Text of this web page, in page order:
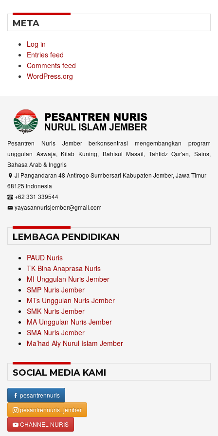
META
Log in
Entries feed
Comments feed
WordPress.org
Pesantren Nuris Jember berkonsentrasi mengembangkan program
unggulan Aswaja, Kitab Kuning, Bahtsul Masail, Tahfidz Qur'an, Sains,
Bahasa Arab & Inggris
Jl Pangandaran 48 Antirogo Sumbersari Kabupaten Jember, Jawa Timur
68125 Indonesia
+62 331 339544
yayasannurisjember@gmail.com
LEMBAGA PENDIDIKAN
PAUD Nuris
TK Bina Anaprasa Nuris
MI Unggulan Nuris Jember
SMP Nuris Jember
MTs Unggulan Nuris Jember
SMK Nuris Jember
MA Unggulan Nuris Jember
SMA Nuris Jember
Ma’had Aly Nurul Islam Jember
SOCIAL MEDIA KAMI
pesantrennuris
pesantrennuris_jember
CHANNEL NURIS